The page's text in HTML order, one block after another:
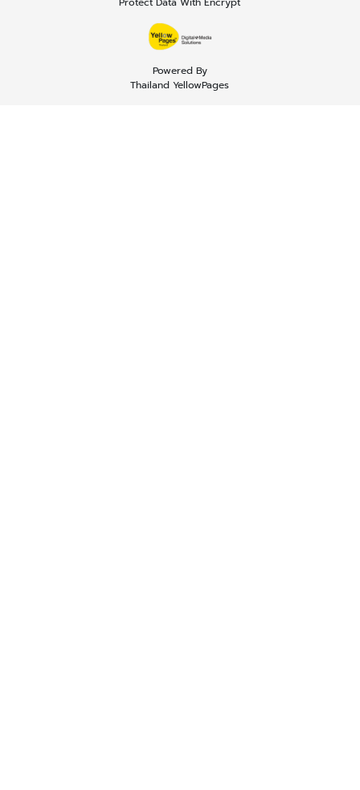
Powered By
Thailand YellowPages